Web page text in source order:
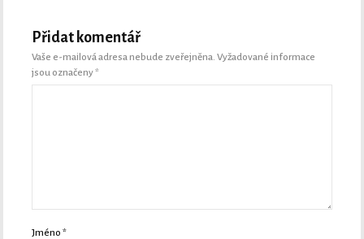
Přidat komentář
Vaše e-mailová adresa nebude zveřejněna. Vyžadované informace
jsou označeny*
Jméno*